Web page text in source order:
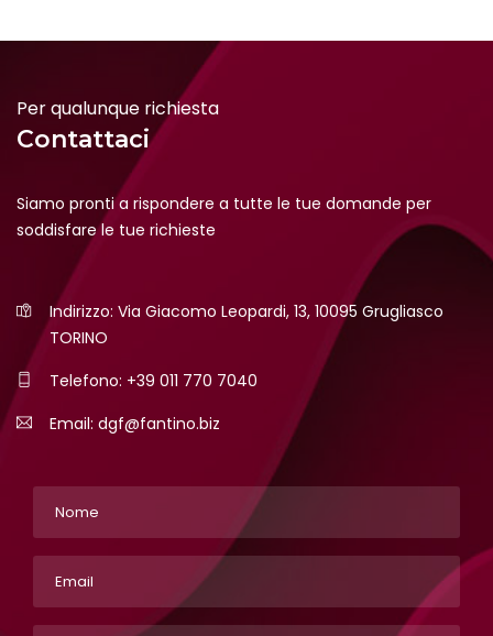
Per qualunque richiesta
Contattaci
Siamo pronti a rispondere a tutte le tue domande per
soddisfare le tue richieste
Indirizzo: Via Giacomo Leopardi, 13, 10095 Grugliasco
TORINO
Telefono: +39 011 770 7040
Email: dgf@fantino.biz